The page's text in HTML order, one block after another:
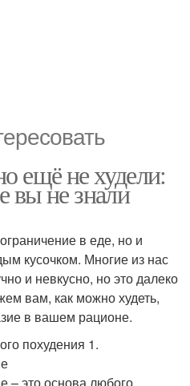
ещё не худели:
вы не знали
в еде, но и
кусочком. Многие из нас
и невкусно, но это далеко
вам, как можно худеть,
в вашем рационе.
похудения 1.